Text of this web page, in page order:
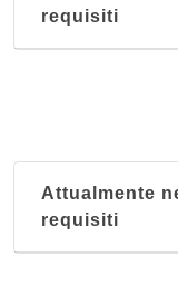
requisiti
Attualmente
requisiti